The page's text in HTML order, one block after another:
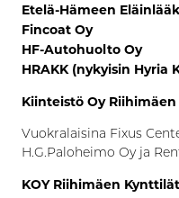
Etelä-Hämeen
Fincoat Oy
HF-Autohuolto Oy
HRAKK (nykyisin Hyria
Kiinteistö Oy
Vuokralaisina Fixus
H.G.Paloheimo Oy ja
KOY Riihimäen